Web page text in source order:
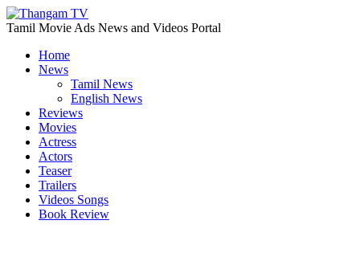
Tamil Movie Ads News and Videos Portal
Home
News
Tamil News
English News
Reviews
Movies
Actress
Actors
Teaser
Trailers
Videos Songs
Book Review